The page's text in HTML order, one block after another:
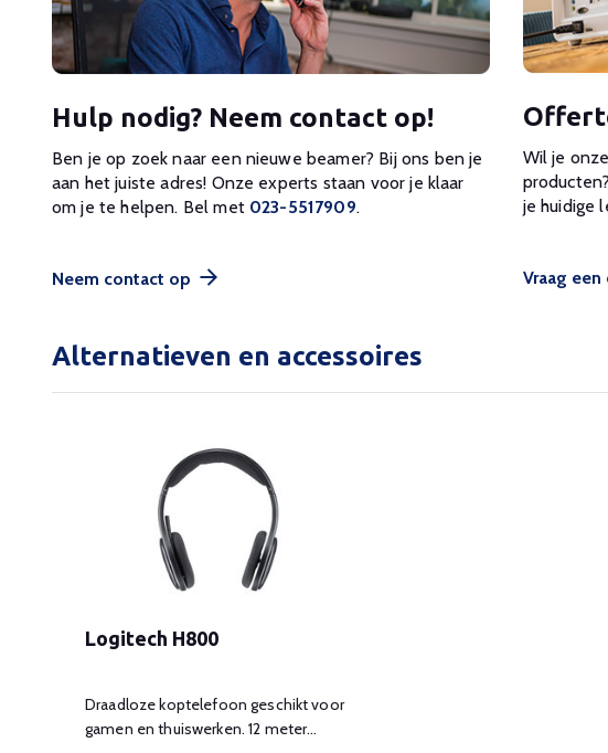
Hulp nodig? Neem contact op!
Ben je op zoek naar een nieuwe beamer? Bij ons ben je
aan het juiste adres! Onze experts staan voor je klaar
om je te helpen. Bel met 023-5517909.
Neem contact op
Wil je
je huidige
Vraag
Alternatieven en accessoires
Logitech H800
Draadloze koptelefoon geschikt voor
gamen en thuiswerken. 12 meter